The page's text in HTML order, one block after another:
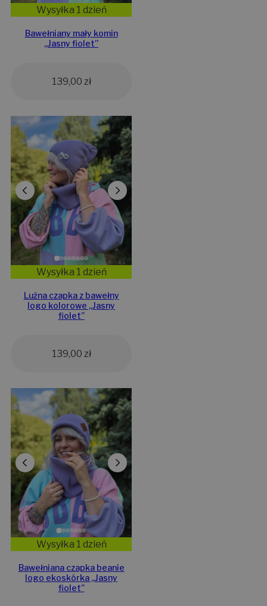
Wysyłka 1 dzień
Bawełniany mały komin
„Jasny fiolet”
139,00 zł
Wysyłka 1 dzień
Luźna czapka z bawełny
logo kolorowe „Jasny
fiolet”
139,00 zł
Wysyłka 1 dzień
Bawełniana czapka beanie
logo ekoskórka „Jasny
fiolet”